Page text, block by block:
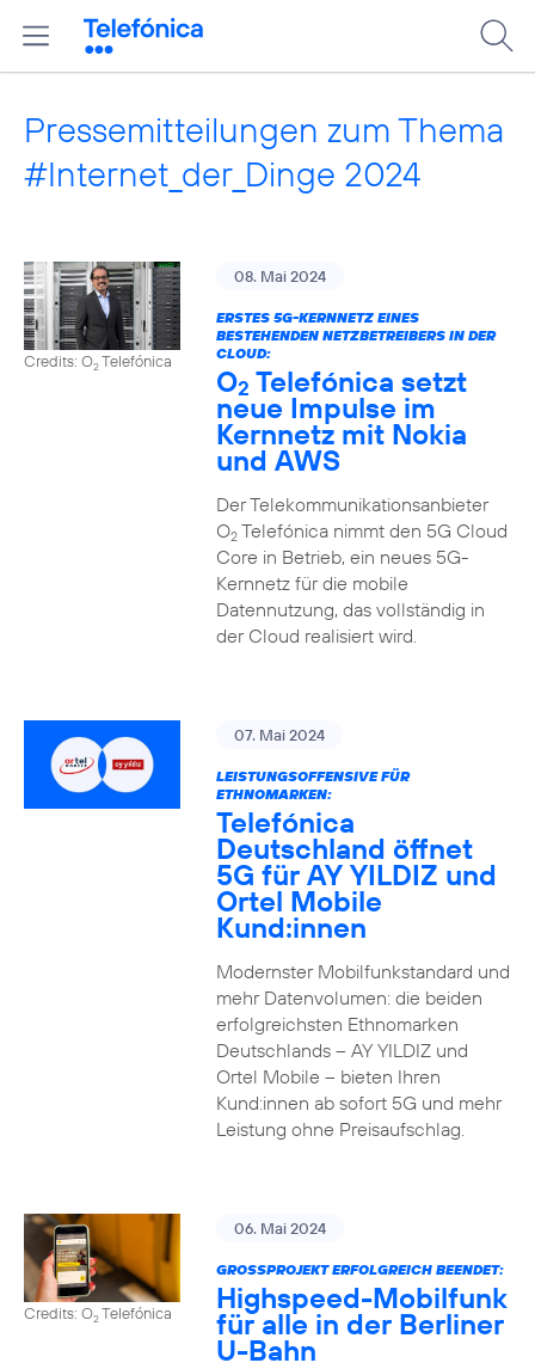
Pressemitteilungen zum Thema
#Internet_der_Dinge 2024
Credits: O2Telefónica
08. Mai 2024
ERSTES 5G-KERNNETZ EINES
BESTEHENDEN NETZBETREIBERS IN DER
CLOUD:
O2 Telefónica setzt
neue Impulse im
Kernnetz mit Nokia
und AWS
Der Telekommunikationsanbieter
O2Telefónica nimmt den 5G Cloud
Core in Betrieb, ein neues 5G-
Kernnetz für die mobile
Datennutzung, das vollständig in
der Cloud realisiert wird.
07. Mai 2024
LEISTUNGSOFFENSIVE FÜR
ETHNOMARKEN:
Telefónica
Deutschland öffnet
5G für AY YILDIZ und
Ortel Mobile
Kund:innen
Modernster Mobilfunkstandard und
mehr Datenvolumen: die beiden
erfolgreichsten Ethnomarken
Deutschlands – AY YILDIZ und
Ortel Mobile – bieten Ihren
Kund:innen ab sofort 5G und mehr
Leistung ohne Preisaufschlag.
Credits: O2Telefónica
06. Mai 2024
GROSSPROJEKT ERFOLGREICH BEENDET:
Highspeed-Mobilfunk
für alle in der Berliner
U-Bahn